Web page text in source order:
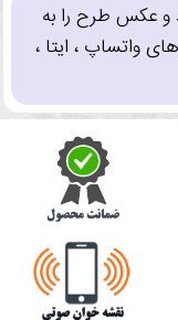
و عکس طرح را به
واتساپ ، ایتا ،